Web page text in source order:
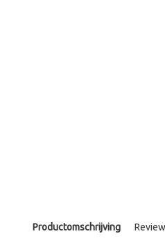
Productomschrijving